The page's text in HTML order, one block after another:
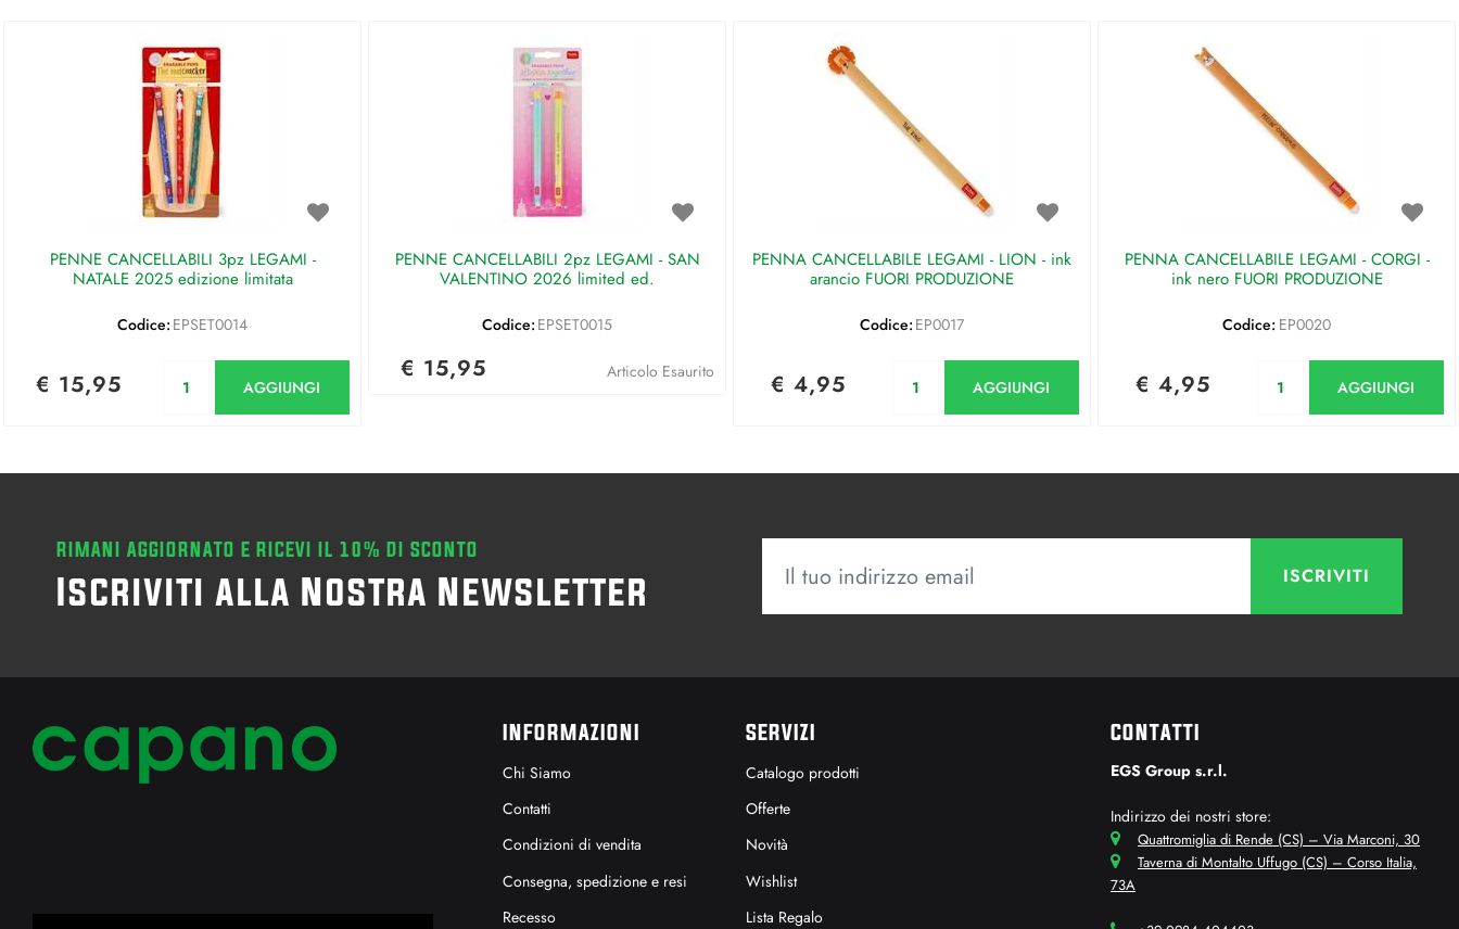
PENNE CANCELLABILI 3pz LEGAMI -
NATALE 2025 edizione limitata
Codice: EPSET0014
€ 15,95 AGGIUNGI
PENNE CANCELLABILI 2pz LEGAMI - SAN
VALENTINO 2026 limited ed.
Codice: EPSET0015
€ 15,95 Articolo Esaurito
PENNA CANCELLABILE LEGAMI - LION - ink
arancio FUORI PRODUZIONE
Codice: EP0017
€ 4,95 AGGIUNGI
PENNA CANCELLABILE LEGAMI - CORGI -
ink nero FUORI PRODUZIONE
Codice: EP0020
€ 4,95 AGGIUNGI
RIMANI AGGIORNATO E RICEVI IL 10% DI SCONTO
Iscriviti alla Nostra Newsletter
INFORMAZIONI
Chi Siamo
Contatti
Condizioni di vendita
Consegna, spedizione e resi
Recesso
SERVIZI
Catalogo prodotti
Offerte
Novità
Wishlist
Lista Regalo
CONTATTI
EGS Group s.r.l.
Indirizzo dei nostri store:
Quattromiglia di Rende (CS) – Via Marconi, 30
Taverna di Montalto Uffugo (CS) – Corso Italia,
73A